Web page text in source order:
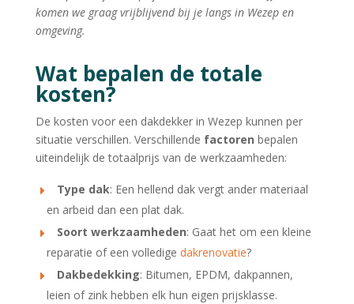
komen we graag vrijblijvend bij je langs in Wezep en
omgeving.
Wat bepalen de totale
kosten?
De kosten voor een dakdekker in Wezep kunnen per
situatie verschillen. Verschillende factoren bepalen
uiteindelijk de totaalprijs van de werkzaamheden:
Type dak: Een hellend dak vergt ander materiaal
en arbeid dan een plat dak.
Soort werkzaamheden: Gaat het om een kleine
reparatie of een volledige dakrenovatie?
Dakbedekking: Bitumen, EPDM, dakpannen,
leien of zink hebben elk hun eigen prijsklasse.